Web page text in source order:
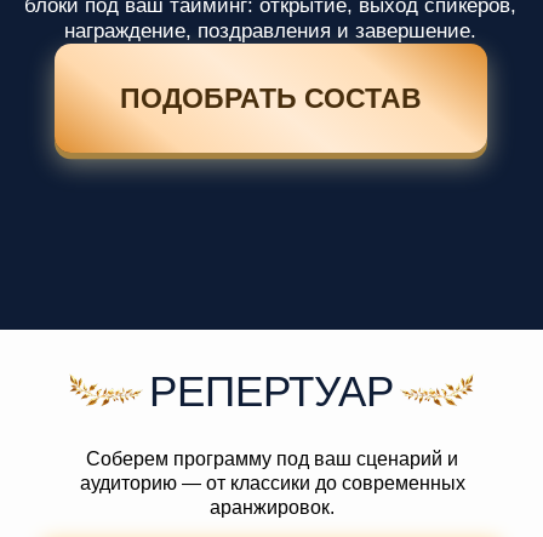
РЕПЕРТУАР
Соберем программу под ваш сценарий и
аудиторию — от классики до современных
аранжировок.